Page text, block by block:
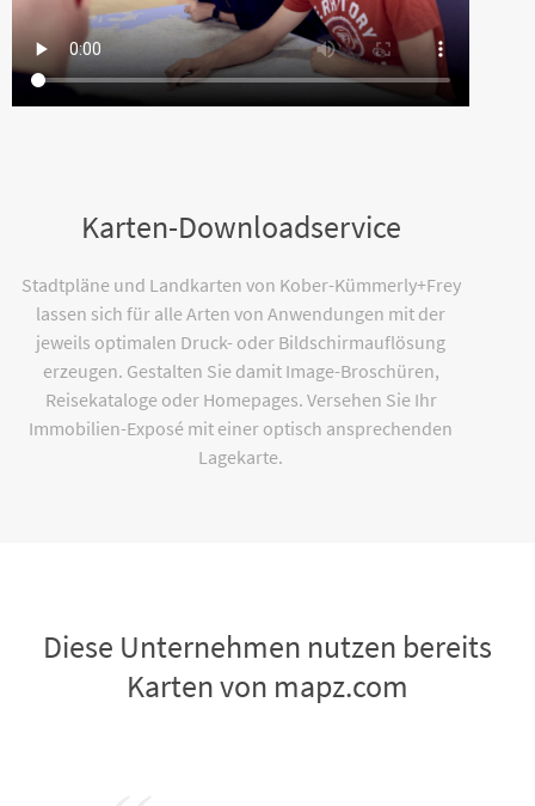
Karten-Downloadservice
Stadtpläne und Landkarten von Kober-Kümmerly+Frey
lassen sich für alle Arten von Anwendungen mit der
jeweils optimalen Druck- oder Bildschirmauflösung
erzeugen. Gestalten Sie damit Image-Broschüren,
Reisekataloge oder Homepages. Versehen Sie Ihr
Immobilien-Exposé mit einer optisch ansprechenden
Lagekarte.
Diese Unternehmen nutzen bereits
Karten von mapz.com